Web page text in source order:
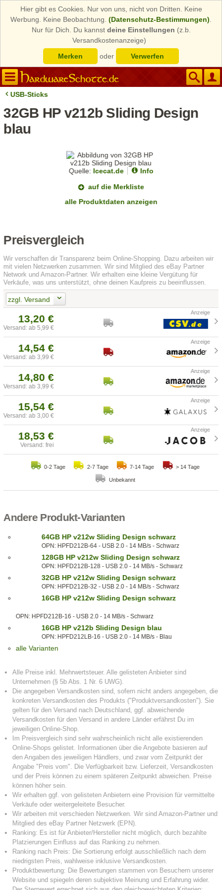
Hier gibt es Cookies. Nur von uns, nicht von Dritten. Keine
Werbung. Keine Beobachtung. (Datenschutz-Bestimmungen)
Nur für Dich. Du kannst deine Einstellungen (z.b.
Versandkostenanzeige)
Merken
oder Verwerfen
USB-Sticks
32GB HP v212b Sliding Design
blau
Quelle: Icecat.de
Info
auf die Merkliste
alle Produktdaten anzeigen
Preisvergleich
Wir verschaffen dir Transparenz beim Online-Shopping. Dazu arbeiten wir
mit vielen Netzwerken zusammen. Wir sind Mitglied des eBay Partner
Network und Amazon-Partner. Wir erhalten eine kleine Vergütung für
Verkäufe, was uns unterstützt, ohne deinen Kaufpreis zu beeinflussen.
zzgl. Versand
13,20 €
Versand: ab 5,99 €
14,54 €
Versand: ab 3,99 €
14,80 €
Versand: ab 3,99 €
15,54 €
Versand: ab 3,00 €
18,53 €
Versand: frei
0-2 Tage 2-7 Tage 7-14 Tage > 14 Tage
Unbekannt
Andere Produkt-Varianten
64GB HP v212w Sliding Design schwarz
OPN: HPFD212B-64 - USB 2.0 - 14 MB/s - Schwarz
128GB HP v212w Sliding Design schwarz
OPN: HPFD212B-128 - USB 2.0 - 14 MB/s - Schwarz
32GB HP v212w Sliding Design schwarz
OPN: HPFD212B-32 - USB 2.0 - 14 MB/s - Schwarz
16GB HP v212w Sliding Design schwarz
OPN: HPFD212B-16 - USB 2.0 - 14 MB/s - Schwarz
16GB HP v212b Sliding Design blau
OPN: HPFD212LB-16 - USB 2.0 - 14 MB/s - Blau
alle Varianten